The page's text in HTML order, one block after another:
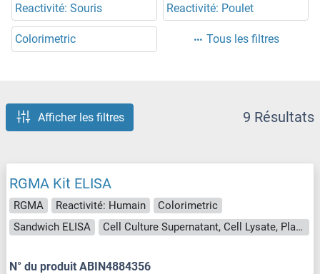
Reactivité: Souris Reactivité: Poulet
Colorimetric Tous les filtres
Afficher les filtres 9 Résultats
RGMA Kit ELISA
RGMA Reactivité: Humain
Colorimetric
Sandwich ELISA
Cell Culture Supernatant, Cell Lysate, Plasma, Serum, Tissue Lysate
N° du produit ABIN4884356